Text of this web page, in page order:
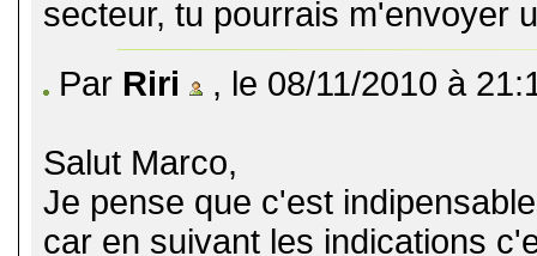
secteur, tu pourrais m'envoyer
Par Riri , le 08/11/2010 à
Salut Marco,
Je pense que c'est
car en suivant les indications